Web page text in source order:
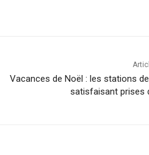
Vacances de Noël : les stations
satisfaisant prises